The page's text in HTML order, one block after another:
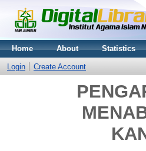
Home About Statistics
Login Create Account